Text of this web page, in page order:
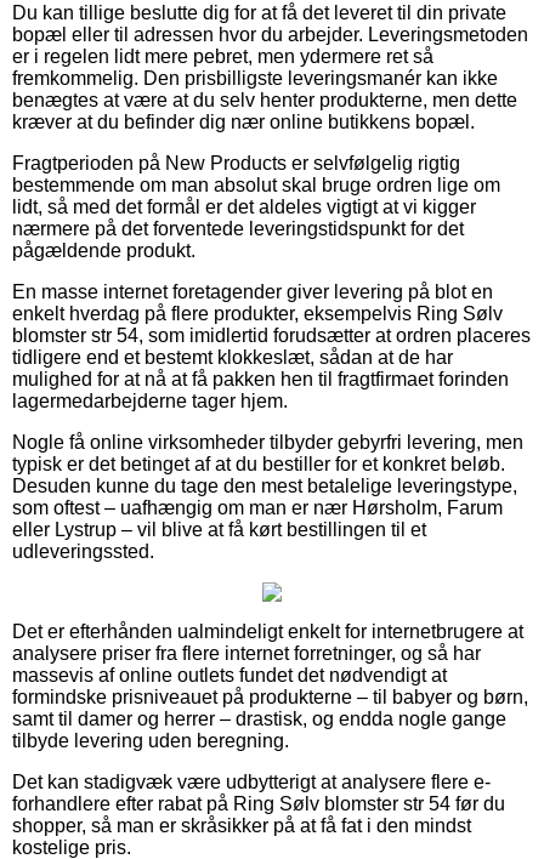
Du kan tillige beslutte dig for at få det leveret til din private
bopæl eller til adressen hvor du arbejder. Leveringsmetoden
er i regelen lidt mere pebret, men ydermere ret så
fremkommelig. Den prisbilligste leveringsmanér kan ikke
benægtes at være at du selv henter produkterne, men dette
kræver at du befinder dig nær online butikkens bopæl.
Fragtperioden på New Products er selvfølgelig rigtig
bestemmende om man absolut skal bruge ordren lige om
lidt, så med det formål er det aldeles vigtigt at vi kigger
nærmere på det forventede leveringstidspunkt for det
pågældende produkt.
En masse internet foretagender giver levering på blot en
enkelt hverdag på flere produkter, eksempelvis Ring Sølv
blomster str 54, som imidlertid forudsætter at ordren placeres
tidligere end et bestemt klokkeslæt, sådan at de har
mulighed for at nå at få pakken hen til fragtfirmaet forinden
lagermedarbejderne tager hjem.
Nogle få online virksomheder tilbyder gebyrfri levering, men
typisk er det betinget af at du bestiller for et konkret beløb.
Desuden kunne du tage den mest betalelige leveringstype,
som oftest – uafhængig om man er nær Hørsholm, Farum
eller Lystrup – vil blive at få kørt bestillingen til et
udleveringssted.
Det er efterhånden ualmindeligt enkelt for internetbrugere at
analysere priser fra flere internet forretninger, og så har
massevis af online outlets fundet det nødvendigt at
formindske prisniveauet på produkterne – til babyer og børn,
samt til damer og herrer – drastisk, og endda nogle gange
tilbyde levering uden beregning.
Det kan stadigvæk være udbytterigt at analysere flere e-
forhandlere efter rabat på Ring Sølv blomster str 54 før du
shopper, så man er skråsikker på at få fat i den mindst
kostelige pris.